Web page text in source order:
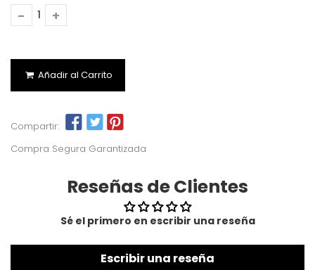
- +
Añadir al Carrito
Compartir:
Compra Segura Garantizada
Reseñas de Clientes
Sé el primero en escribir una reseña
Escribir una reseña